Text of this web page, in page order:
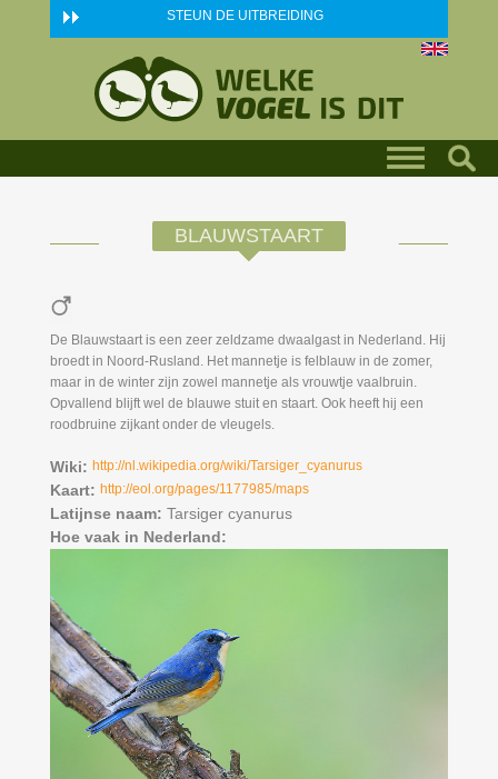
Skip to main content STEUN DE UITBREIDING
BLAUWSTAART
De Blauwstaart is een zeer zeldzame dwaalgast in Nederland. Hij
broedt in Noord-Rusland. Het mannetje is felblauw in de zomer,
maar in de winter zijn zowel mannetje als vrouwtje vaalbruin.
Opvallend blijft wel de blauwe stuit en staart. Ook heeft hij een
roodbruine zijkant onder de vleugels.
Wiki: http://nl.wikipedia.org/wiki/Tarsiger_cyanurus
Kaart: http://eol.org/pages/1177985/maps
Latijnse naam: Tarsiger cyanurus
Hoe vaak in Nederland: